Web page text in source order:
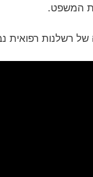
המשפט.
רשלנות רפואית